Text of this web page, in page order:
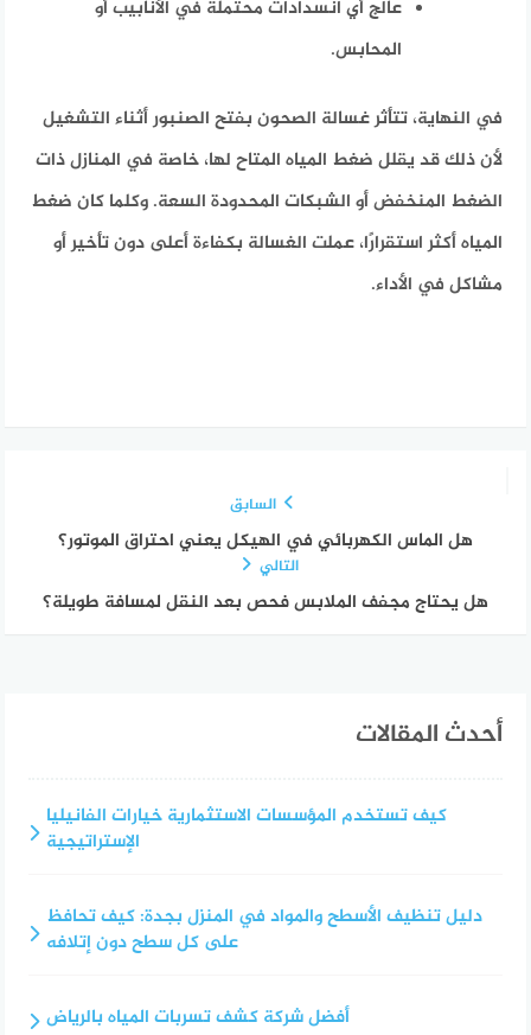
عالج أي انسدادات محتملة في الأنابيب أو
المحابس.
في النهاية، تتأثر غسالة الصحون بفتح الصنبور أثناء التشغيل
لأن ذلك قد يقلل ضغط المياه المتاح لها، خاصة في المنازل ذات
الضغط المنخفض أو الشبكات المحدودة السعة. وكلما كان ضغط
المياه أكثر استقرارًا، عملت الغسالة بكفاءة أعلى دون تأخير أو
مشاكل في الأداء.
السابق
هل الماس الكهربائي في الهيكل يعني احتراق الموتور؟
التالي
هل يحتاج مجفف الملابس فحص بعد النقل لمسافة طويلة؟
أحدث المقالات
كيف تستخدم المؤسسات الاستثمارية خيارات الفانيليا
الإستراتيجية
دليل تنظيف الأسطح والمواد في المنزل بجدة: كيف تحافظ
على كل سطح دون إتلافه
أفضل شركة كشف تسربات المياه بالرياض